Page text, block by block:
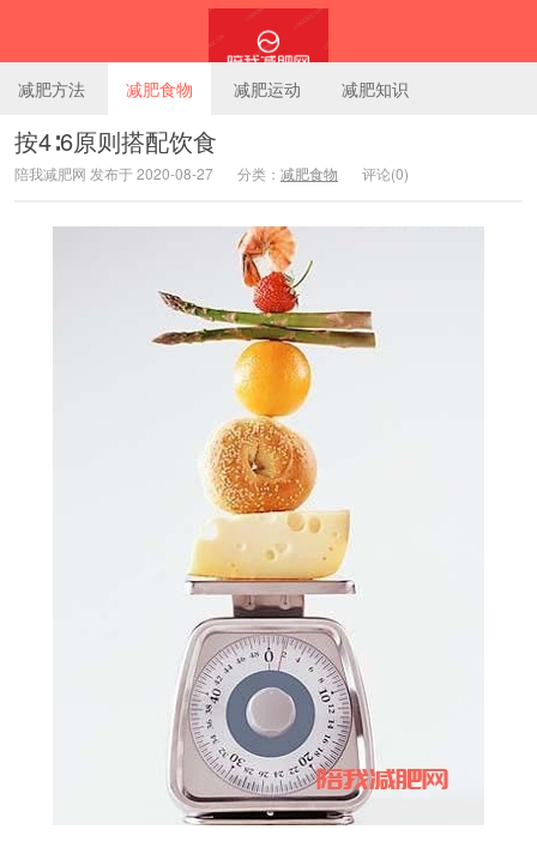
陪我减肥网
减肥方法 减肥食物 减肥运动 减肥知识
按4∶6原则搭配饮食
陪我减肥网 发布于 2020-08-27 分类： 减肥食物 评论(0)